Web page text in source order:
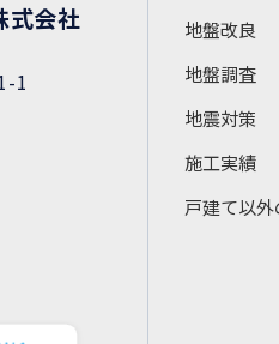
式会社
1
地盤改良
地盤調査
地震対策
施工実績
戸建て以